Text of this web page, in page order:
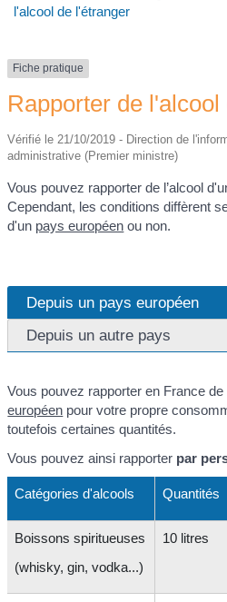
l'alcool de l'étranger
Fiche pratique
Rapporter de
Vérifié le 21/10/2019 - Direction de
administrative (Premier ministre)
Vous pouvez rapporter de l’alcool
Cependant, les conditions diffèrent
d'un pays européen ou non.
Depuis un pays européen
Depuis un autre pays
Vous pouvez rapporter en France
européen pour votre propre
toutefois certaines quantités.
Vous pouvez ainsi rapporter par
Catégories d'alcools Quantités
Boissons spiritueuses
(whisky, gin, vodka...)
10 litres